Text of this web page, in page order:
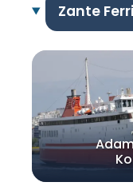
Zante